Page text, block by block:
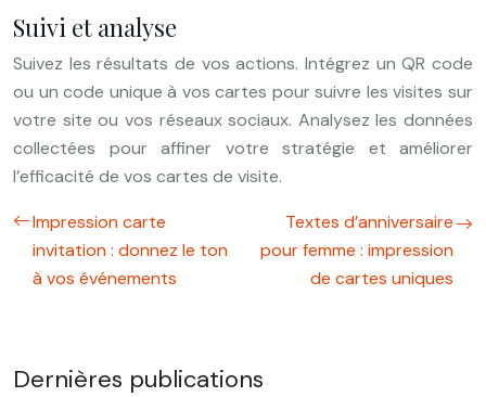
Suivi et analyse
Suivez les résultats de vos actions. Intégrez un QR code
ou un code unique à vos cartes pour suivre les visites sur
votre site ou vos réseaux sociaux. Analysez les données
collectées pour affiner votre stratégie et améliorer
l’efficacité de vos cartes de visite.
Impression carte
invitation : donnez le ton
à vos événements
Textes d’anniversaire
pour femme : impression
de cartes uniques
Dernières publications